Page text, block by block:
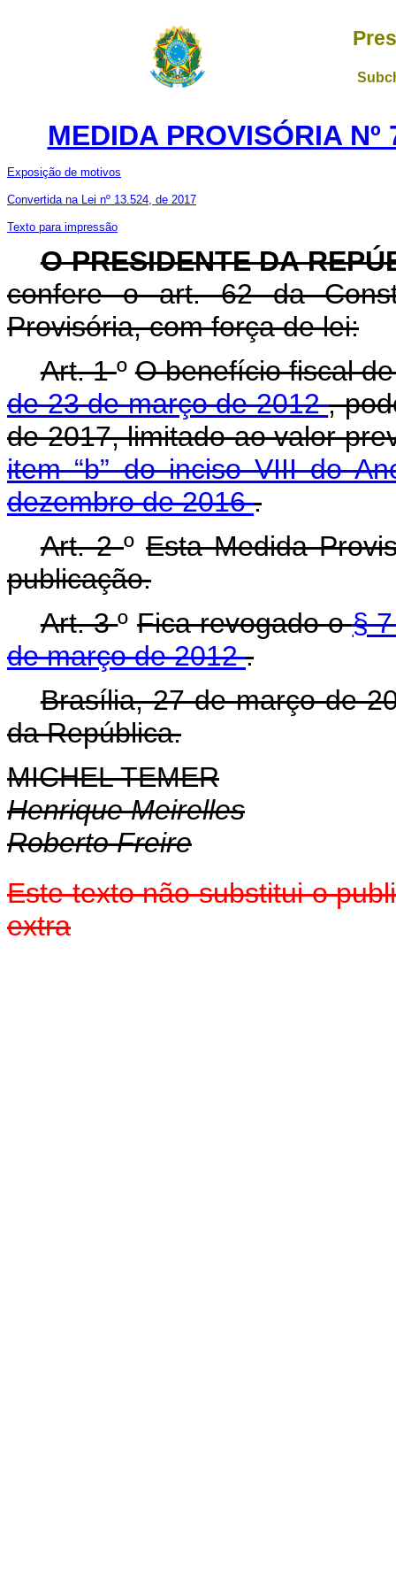
MEDIDA PROVISÓRIA
Exposição de motivos
Convertida na Lei nº 13.524, de 2017
Texto para impressão
O PRESIDENTE DA
confere o art. 62 da
Provisória, com força de lei:
Art. 1ºO benefício fiscal
de 23 de março de 2012,
de 2017, limitado ao valor
item “b” do inciso VIII do
dezembro de 2016.
Art. 2ºEsta Medida
publicação.
Art. 3ºFica revogado o§
de março de 2012.
Brasília, 27 de março de
da República.
MICHEL TEMER
Henrique Meirelles
Roberto Freire
Este texto não substitui o
extra